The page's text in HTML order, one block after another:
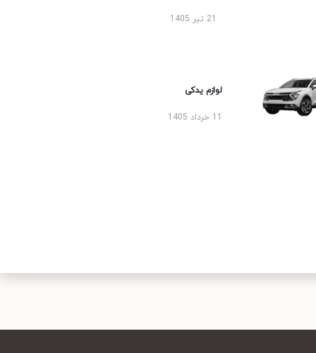
لوازم یدکی